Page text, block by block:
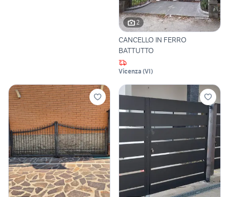
2
CANCELLO IN FERRO
BATTUTTO
Vicenza (VI)